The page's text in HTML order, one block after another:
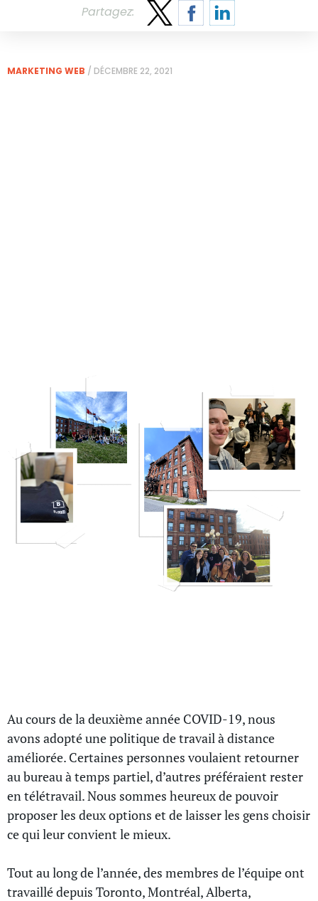
Partagez:
MARKETING WEB / DÉCEMBRE 22, 2021
Au cours de la deuxième année COVID-19, nous
avons adopté une politique de travail à distance
améliorée. Certaines personnes voulaient retourner
au bureau à temps partiel, d’autres préféraient rester
en télétravail. Nous sommes heureux de pouvoir
proposer les deux options et de laisser les gens choisir
ce qui leur convient le mieux.
Tout au long de l’année, des membres de l’équipe ont
travaillé depuis Toronto, Montréal, Alberta,